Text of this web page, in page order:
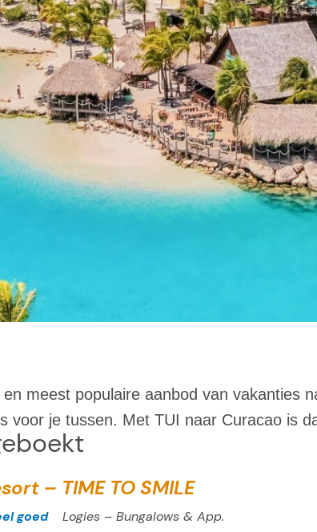
meest populaire aanbod van vakanties
voor je tussen. Met TUI naar Curacao is
– TIME TO SMILE
goed Logies – Bungalows & App.